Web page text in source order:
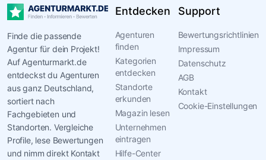
Finde die passende
Agentur für dein Projekt!
Auf Agenturmarkt.de
entdeckst du Agenturen
aus ganz Deutschland,
sortiert nach
Fachgebieten und
Standorten. Vergleiche
Profile, lese Bewertungen
und nimm direkt Kontakt
Entdecken
Agenturen
finden
Kategorien
entdecken
Standorte
erkunden
Magazin lesen
Unternehmen
eintragen
Hilfe-Center
Support
Bewertungsrichtlinien
Impressum
Datenschutz
AGB
Kontakt
Cookie-Einstellungen